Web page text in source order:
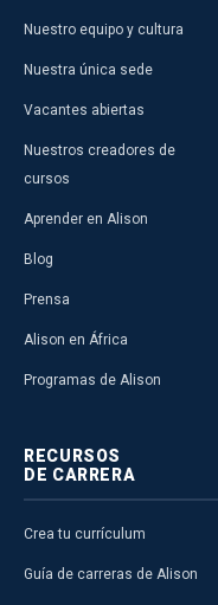
Nuestro equipo y cultura
Nuestra única sede
Vacantes abiertas
Nuestros creadores de
cursos
Aprender en Alison
Blog
Prensa
Alison en África
Programas de Alison
RECURSOS
DE CARRERA
Crea tu currículum
Guía de carreras de Alison